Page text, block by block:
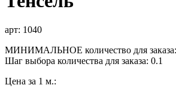
арт: 1040
МИНИМАЛЬНОЕ количество для
Шаг выбора количества для заказа: 0.1
Цена за 1 м.: